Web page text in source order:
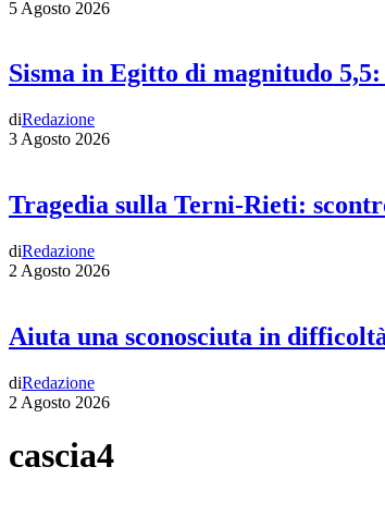
5 Agosto 2026
Sisma in Egitto di magnitudo
diRedazione
3 Agosto 2026
Tragedia sulla Terni-Rieti:
diRedazione
2 Agosto 2026
Aiuta una sconosciuta in
diRedazione
2 Agosto 2026
cascia4